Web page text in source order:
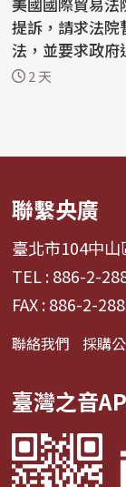
提訴，請求法
法，並要求政府退款。 這次挑戰是針對
個...2 天
聯繫央廣
臺北市104中
TEL : 886-2-
FAX : 886-2-
聯絡我們 採購
臺灣之音